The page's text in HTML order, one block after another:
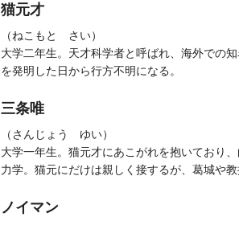
猫元才
（ねこもと さい）
大学二年生。天才科学者と呼ばれ、海外での
を発明した日から行方不明になる。
三条唯
（さんじょう ゆい）
大学一年生。猫元才にあこがれを抱いており
力学。猫元にだけは親しく接するが、葛城や
ノイマン